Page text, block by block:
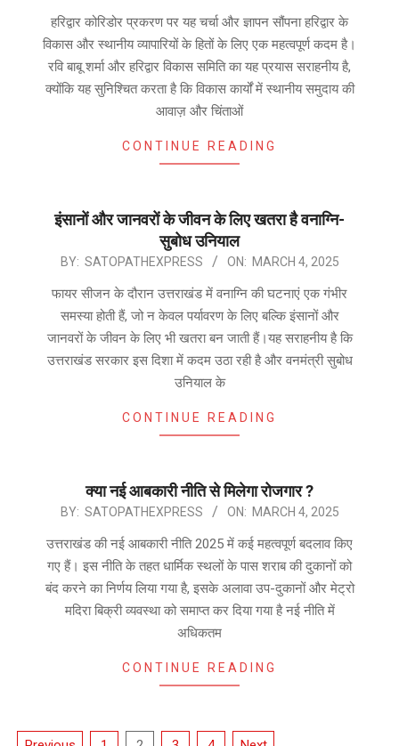
03-
08
हरिद्वार कोरिडोर प्रकरण पर यह चर्चा और ज्ञापन सौंपना हरिद्वार के
विकास और स्थानीय व्यापारियों के हितों के लिए एक महत्वपूर्ण कदम है।
रवि बाबू शर्मा और हरिद्वार विकास समिति का यह प्रयास सराहनीय है,
क्योंकि यह सुनिश्चित करता है कि विकास कार्यों में स्थानीय समुदाय की
आवाज़ और चिंताओं
CONTINUE READING
इंसानों और जानवरों के जीवन के लिए खतरा है वनाग्नि-
सुबोध उनियाल
2025-
BY: SATOPATHEXPRESS ON: MARCH 4, 2025
फायर सीजन के दौरान उत्तराखंड में वनाग्नि की घटनाएं एक गंभीर
समस्या होती हैं, जो न केवल पर्यावरण के लिए बल्कि इंसानों और
जानवरों के जीवन के लिए भी खतरा बन जाती हैं।यह सराहनीय है कि
उत्तराखंड सरकार इस दिशा में कदम उठा रही है और वनमंत्री सुबोध
उनियाल के
CONTINUE READING
क्या नई आबकारी नीति से मिलेगा रोजगार ?
2025-
BY: SATOPATHEXPRESS ON: MARCH 4, 2025
उत्तराखंड की नई आबकारी नीति 2025 में कई महत्वपूर्ण बदलाव किए
गए हैं। इस नीति के तहत धार्मिक स्थलों के पास शराब की दुकानों को
बंद करने का निर्णय लिया गया है, इसके अलावा उप-दुकानों और मेट्रो
मदिरा बिक्री व्यवस्था को समाप्त कर दिया गया है नई नीति में
अधिकतम
CONTINUE READING